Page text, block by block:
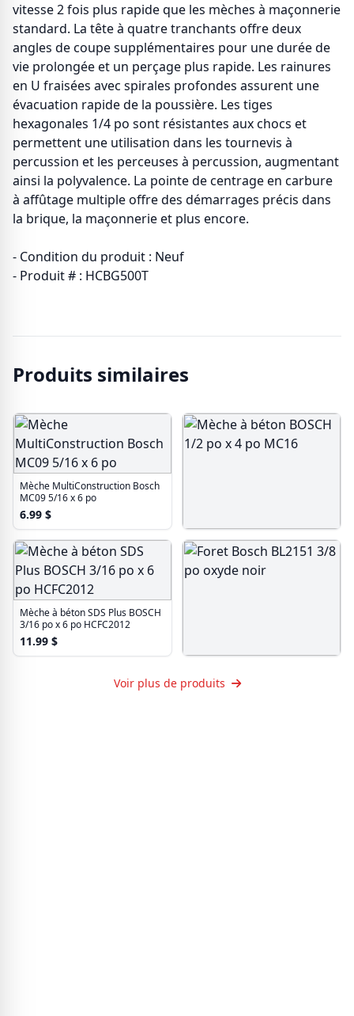
vitesse 2 fois plus rapide que les mèches à maçonnerie
standard. La tête à quatre tranchants offre deux
angles de coupe supplémentaires pour une durée de
vie prolongée et un perçage plus rapide. Les rainures
en U fraisées avec spirales profondes assurent une
évacuation rapide de la poussière. Les tiges
hexagonales 1/4 po sont résistantes aux chocs et
permettent une utilisation dans les tournevis à
percussion et les perceuses à percussion, augmentant
ainsi la polyvalence. La pointe de centrage en carbure
à affûtage multiple offre des démarrages précis dans
la brique, la maçonnerie et plus encore.
- Condition du produit : Neuf
- Produit # : HCBG500T
Produits similaires
Mèche MultiConstruction Bosch
MC09 5/16 x 6 po
6.99 $
Mèche à béton BOSCH 1/2 po x 4
po MC16
11.99$
Mèche à béton SDS Plus BOSCH
3/16 po x 6 po HCFC2012
11.99 $
oxyde noir
Voir plus de produits